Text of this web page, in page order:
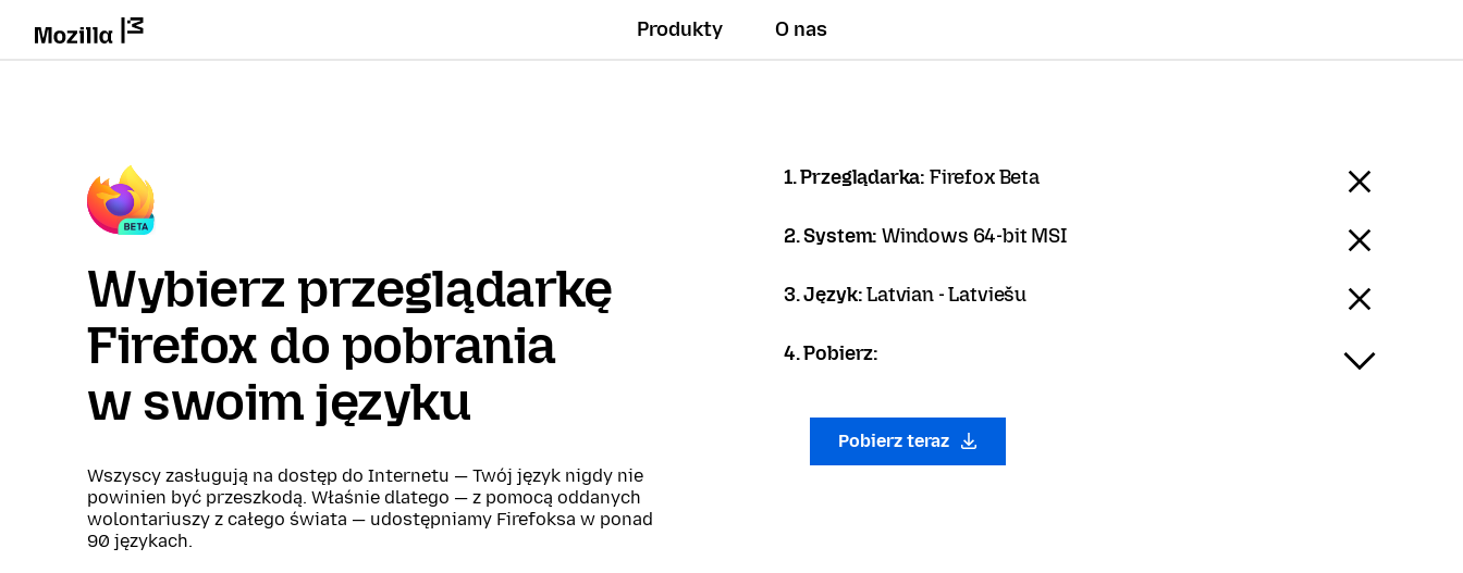
Produkty O nas
Wybierz przeglądarkę
Firefox do pobrania
w swoim języku
Wszyscy zasługują na dostęp do Internetu — Twój język nigdy nie
powinien być przeszkodą. Właśnie dlatego — z pomocą oddanych
wolontariuszy z całego świata — udostępniamy Firefoksa w ponad
90 językach.
1. Przeglądarka: Firefox Beta
2. System:Windows 64-bit MSI
3. Język:Latvian - Latviešu
4. Pobierz:
Pobierz teraz